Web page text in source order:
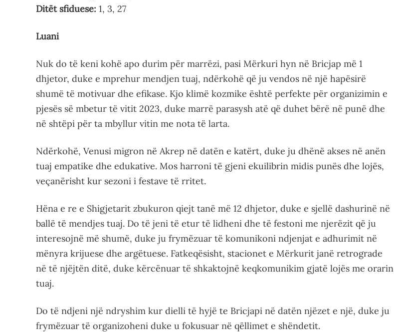
Ditët sfiduese: 1, 3, 27
Luani
Nuk do të keni kohë apo durim për marrëzi, pasi Mërkuri hyn në Bricjap më 1
dhjetor, duke e mprehur mendjen tuaj, ndërkohë që ju vendos në një hapësirë
shumë të motivuar dhe efikase. Kjo klimë kozmike është perfekte për organizimin e
pjesës së mbetur të vitit 2023, duke marrë parasysh atë që duhet bërë në punë dhe
në shtëpi për ta mbyllur vitin me nota të larta.
Ndërkohë, Venusi migron në Akrep në datën e katërt, duke ju dhënë akses në anën
tuaj empatike dhe edukative. Mos harroni të gjeni ekuilibrin midis punës dhe lojës,
veçanërisht kur sezoni i festave të rritet.
Hëna e re e Shigjetarit zbukuron qiejt tanë më 12 dhjetor, duke e sjellë dashurinë në
ballë të mendjes tuaj. Do të jeni të etur të lidheni dhe të festoni me njerëzit që ju
interesojnë më shumë, duke ju frymëzuar të komunikoni ndjenjat e adhurimit në
mënyra krijuese dhe argëtuese. Fatkeqësisht, stacionet e Mërkurit janë retrograde
në të njëjtën ditë, duke kërcënuar të shkaktojnë keqkomunikim gjatë lojës me orarin
tuaj.
Do të ndjeni një ndryshim kur dielli të hyjë te Bricjapi në datën njëzet e një, duke ju
frymëzuar të organizoheni duke u fokusuar në qëllimet e shëndetit.